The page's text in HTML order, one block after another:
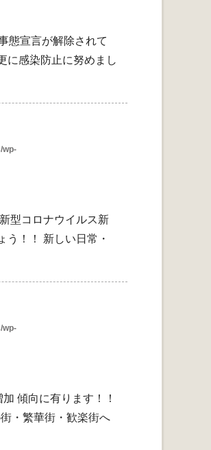
態宣言が解除されて
に感染防止に努めまし
wp-
型コロナウイルス新
う！！ 新しい日常・
wp-
傾向に有ります！！
・繁華街・歓楽街へ